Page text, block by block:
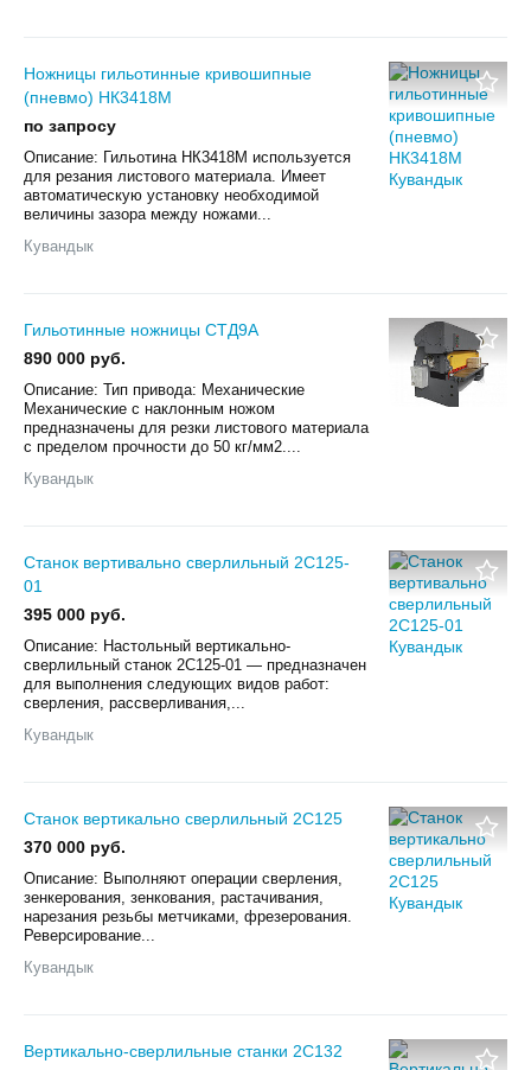
Ножницы гильотинные кривошипные
(пневмо) НК3418М
по запросу
Описание: Гильотина НК3418М используется
для резания листового материала. Имеет
автоматическую установку необходимой
величины зазора между ножами...
Кувандык
Гильотинные ножницы СТД9А
890 000 руб.
Описание: Тип привода: Механические
Механические с наклонным ножом
предназначены для резки листового материала
с пределом прочности до 50 кг/мм2....
Кувандык
Станок вертивально сверлильный 2С125-
01
395 000 руб.
Описание: Настольный вертикально-
сверлильный станок 2С125-01 — предназначен
для выполнения следующих видов работ:
сверления, рассверливания,...
Кувандык
Станок вертикально сверлильный 2С125
370 000 руб.
Описание: Выполняют операции сверления,
зенкерования, зенкования, растачивания,
нарезания резьбы метчиками, фрезерования.
Реверсирование...
Кувандык
Вертикально-сверлильные станки 2С132